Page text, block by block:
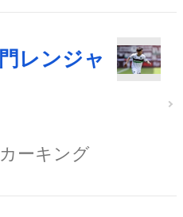
レンジャ
ーキング